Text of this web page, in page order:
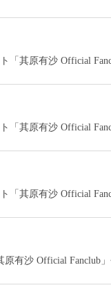
「其原有沙 Official
「其原有沙 Official
「其原有沙 Official
原有沙 Official Fanclub